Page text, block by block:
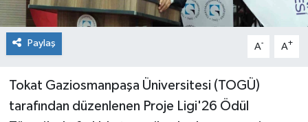
Paylaş A- A+
Tokat Gaziosmanpaşa Üniversitesi (TOGÜ)
tarafından düzenlenen Proje Ligi'26 Ödül